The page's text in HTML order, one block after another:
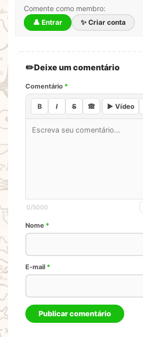
Comente como membro:
👤 Entrar ✨ Criar conta
Deixe um comentário
Comentário *
B I S 🙈 ▶️ Vídeo
0/5000
Nome *
E-mail *